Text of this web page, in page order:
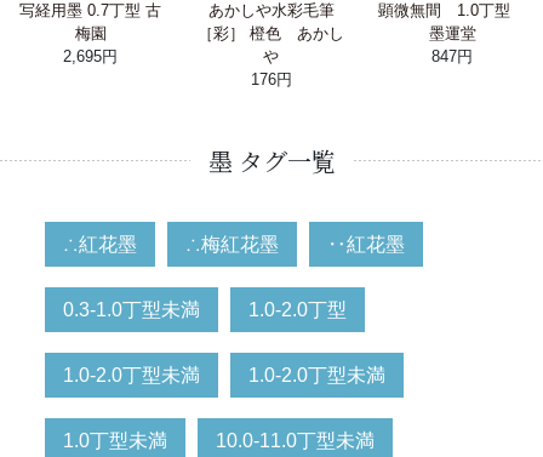
写経用墨 0.7丁型 古
梅園
2,695円
あかしや水彩毛筆
［彩］ 橙色 あかし
や
176円
顕微無間 1.0丁型
墨運堂
847円
墨 タグ一覧
∴紅花墨 ∴梅紅花墨 ‥紅花墨
0.3-1.0丁型未満 1.0-2.0丁型
1.0-2.0丁型未満 1.0-2.0丁型未満
1.0丁型未満 10.0-11.0丁型未満